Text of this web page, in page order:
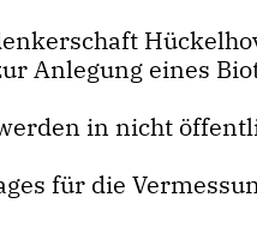
Anlegung eines
in nicht
für die